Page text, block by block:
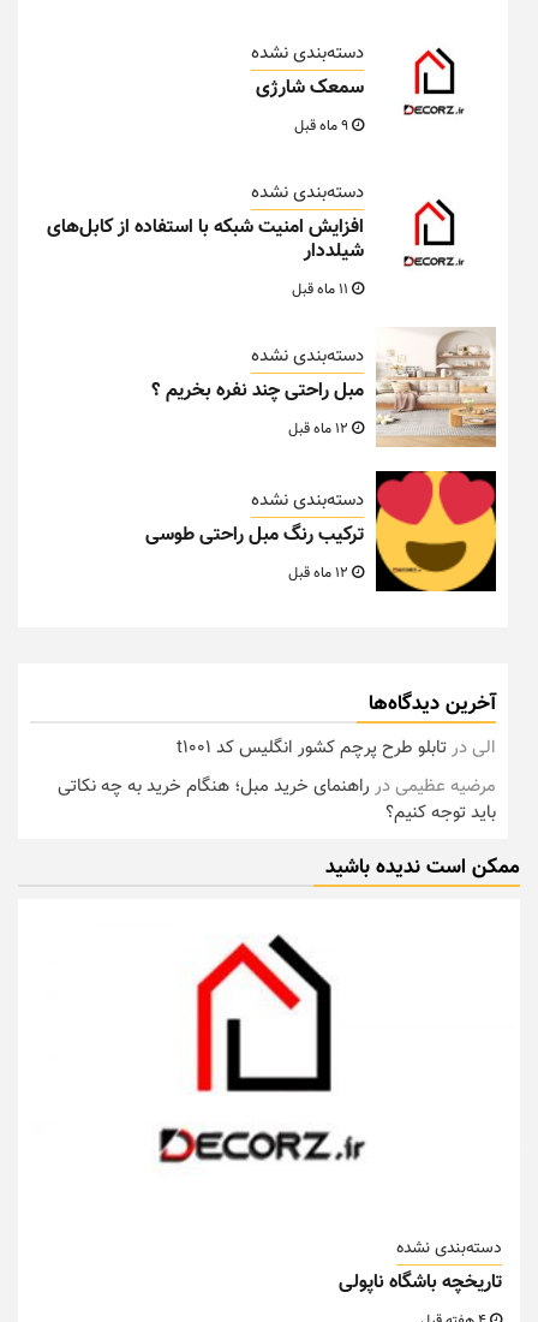
دسته‌بندی نشده
سمعک شارژی
دسته‌بندی نشده
افزایش امنیت شبکه با استفاده از کابل‌های
شیلددار
دسته‌بندی نشده
مبل راحتی چند نفره بخریم ؟
دسته‌بندی نشده
ترکیب رنگ مبل راحتی طوسی
آخرین دیدگاه‌ها
الیدرتابلو طرح پرچم کشور انگلیس کد t1001
مرضیه عظیمیدر راهنمای خرید مبل؛ هنگام خرید به چه نکاتی
باید توجه کنیم؟
ممکن است ندیده باشید
دسته‌بندی نشده
تاریخچه باشگاه ناپولی